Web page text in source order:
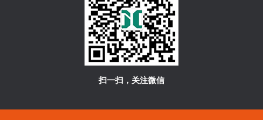
扫一扫，关注微信